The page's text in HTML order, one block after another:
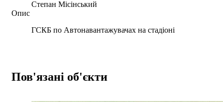
Степан Місінський
Опис
ГСКБ по Автонавантажувачах на стадіоні
Пов'язані об'єкти